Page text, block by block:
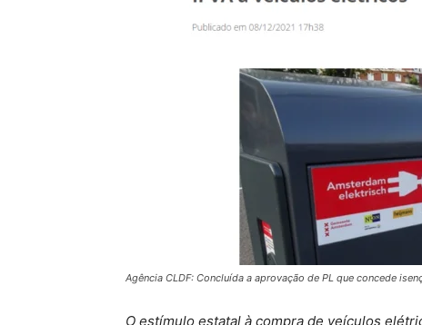
Agência CLDF: Concluída a aprovação de PL que concede
O estímulo estatal à compra de veículos